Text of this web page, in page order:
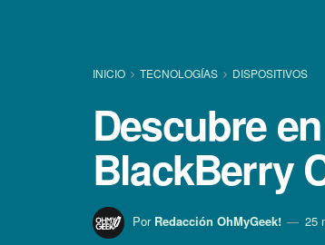
INICIO TECNOLOGÍ­AS DISPOSITIVOS
Descubre
BlackBerry
Por Redacción OhMyGeek! 25